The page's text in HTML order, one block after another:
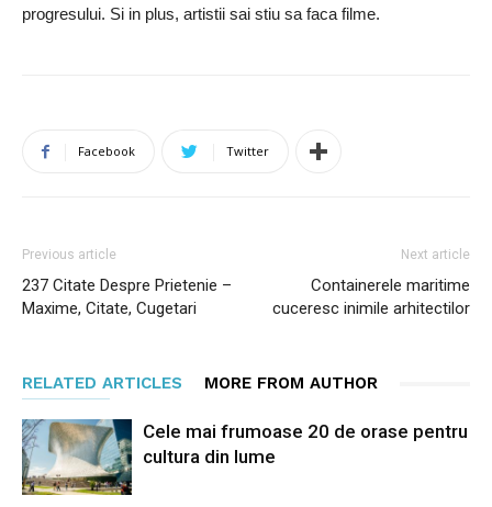
progresului. Si in plus, artistii sai stiu sa faca filme.
Facebook Twitter
Previous article
237 Citate Despre Prietenie –
Maxime, Citate, Cugetari
Next article
Containerele maritime
cuceresc inimile arhitectilor
RELATED ARTICLES MORE FROM AUTHOR
Cele mai frumoase 20 de orase pentru
cultura din lume